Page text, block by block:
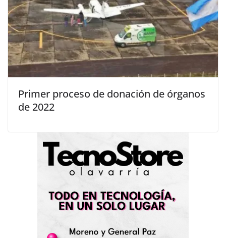
Primer proceso de donación de órganos
de 2022